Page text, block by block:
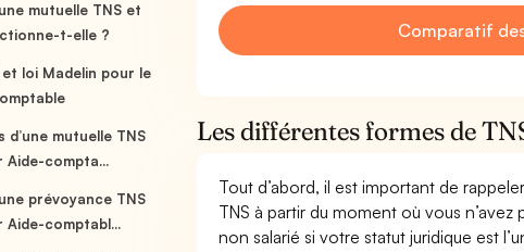
mutuelle TNS et
t-elle ?
loi Madelin pour le
d’une mutuelle TNS
Aide-compta...
prévoyance TNS
Aide-comptabl...
Comparatif
Les différentes formes de
Tout d’abord, il est important de
TNS à partir du moment où vous
non salarié si votre statut juridique est